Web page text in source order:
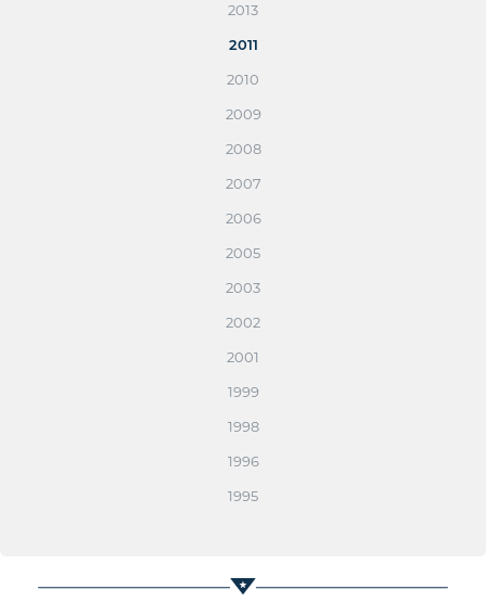
2013
2011
2010
2009
2008
2007
2006
2005
2003
2002
2001
1999
1998
1996
1995